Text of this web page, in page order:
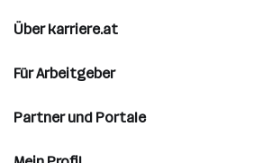
Über karriere.at
Für Arbeitgeber
Partner und Portale